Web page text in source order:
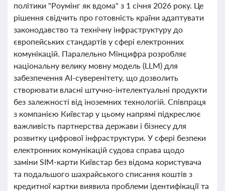
політики "Роумінг як вдома" з 1 січня 2026 року. Це
рішення свідчить про готовність країни адаптувати
законодавство та технічну інфраструктуру до
європейських стандартів у сфері електронних
комунікацій. Паралельно Мінцифра розробляє
національну велику мовну модель (LLM) для
забезпечення AI-суверенітету, що дозволить
створювати власні штучно-інтелектуальні продукти
без залежності від іноземних технологій. Співпраця
з компанією Київстар у цьому напрямі підкреслює
важливість партнерства держави і бізнесу для
розвитку цифрової інфраструктури. У сфері безпеки
електронних комунікацій судова справа щодо
заміни SIM-карти Київстар без відома користувача
та подальшого шахрайського списання коштів з
кредитної картки виявила проблеми ідентифікації та